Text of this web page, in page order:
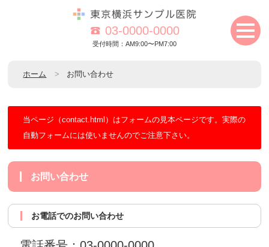
03-0000-0000
受付時間：AM9:00〜PM7:00
ホーム お問い合わせ
当ページ（contact.html）はフォームの見本ページです。実際の
自動フォームには使いませんのでご注意下さい。
お問い合わせ
お電話でのお問い合わせ